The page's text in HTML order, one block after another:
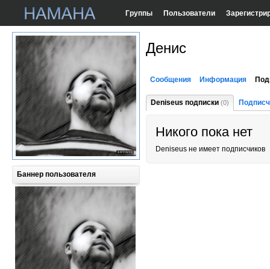
Группы Пользователи
Баннер пользователя
Денис
Сообщения Информация
Deniseus подписки (0)
Никого пока нет
Deniseus не имеет подписчиков